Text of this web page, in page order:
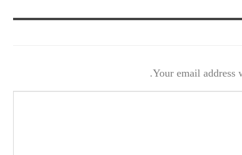
Your email address